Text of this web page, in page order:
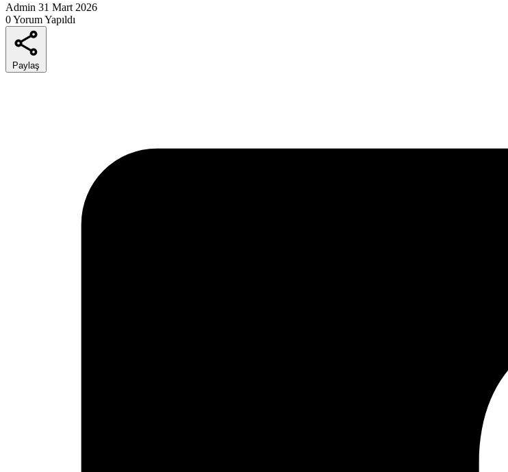
Admin 31 Mart 2026
0 Yorum Yapıldı
Paylaş